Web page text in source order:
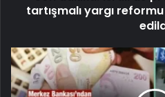
tartışmalı yargı